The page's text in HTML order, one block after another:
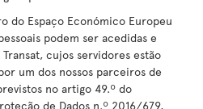
do Espaço Económico Europeu
podem ser acedidas e
cujos servidores estão
um dos nossos parceiros de
no artigo 49.º do
de Dados n.º 2016/679,